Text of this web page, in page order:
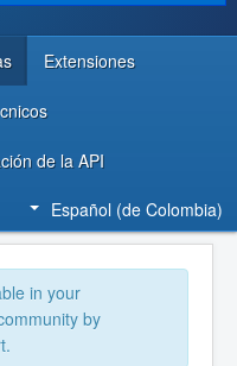
Extensiones
de la API
Español (de Colombia)
in your
by